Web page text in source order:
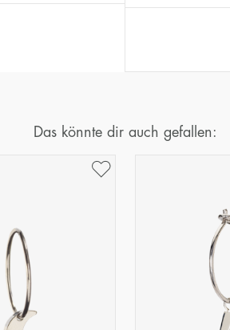
Das könnte dir auch gefallen: